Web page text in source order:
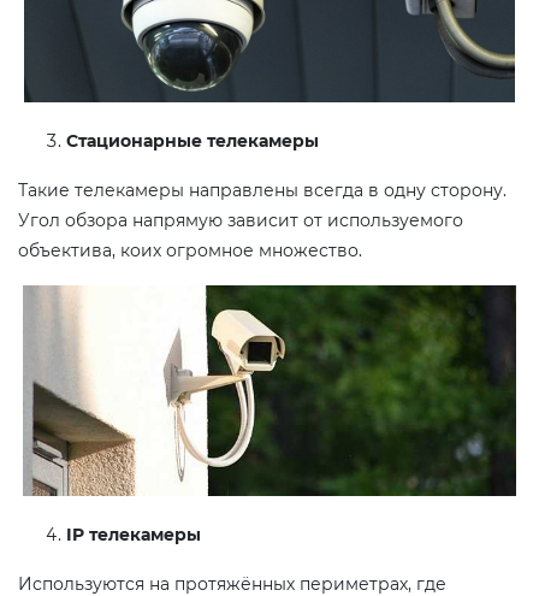
Стационарные телекамеры
Такие телекамеры направлены всегда в одну сторону.
Угол обзора напрямую зависит от используемого
объектива, коих огромное множество.
IP телекамеры
Используются на протяжённых периметрах, где